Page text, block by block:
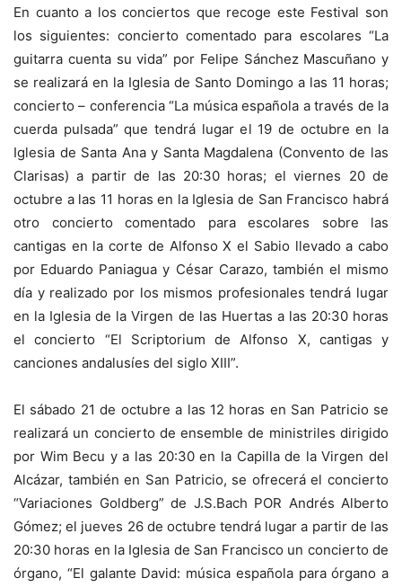
En cuanto a los conciertos que recoge este Festival son
los siguientes: concierto comentado para escolares “La
guitarra cuenta su vida” por Felipe Sánchez Mascuñano y
se realizará en la Iglesia de Santo Domingo a las 11 horas;
concierto – conferencia “La música española a través de la
cuerda pulsada” que tendrá lugar el 19 de octubre en la
Iglesia de Santa Ana y Santa Magdalena (Convento de las
Clarisas) a partir de las 20:30 horas; el viernes 20 de
octubre a las 11 horas en la Iglesia de San Francisco habrá
otro concierto comentado para escolares sobre las
cantigas en la corte de Alfonso X el Sabio llevado a cabo
por Eduardo Paniagua y César Carazo, también el mismo
día y realizado por los mismos profesionales tendrá lugar
en la Iglesia de la Virgen de las Huertas a las 20:30 horas
el concierto “El Scriptorium de Alfonso X, cantigas y
canciones andalusíes del siglo XIII”.
El sábado 21 de octubre a las 12 horas en San Patricio se
realizará un concierto de ensemble de ministriles dirigido
por Wim Becu y a las 20:30 en la Capilla de la Virgen del
Alcázar, también en San Patricio, se ofrecerá el concierto
“Variaciones Goldberg” de J.S.Bach POR Andrés Alberto
Gómez; el jueves 26 de octubre tendrá lugar a partir de las
20:30 horas en la Iglesia de San Francisco un concierto de
órgano, “El galante David: música española para órgano a